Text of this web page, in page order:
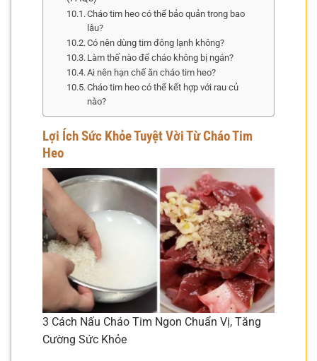
Cháo tim heo có thể bảo quản trong bao
lâu?
Có nên dùng tim đông lạnh không?
Làm thế nào để cháo không bị ngán?
Ai nên hạn chế ăn cháo tim heo?
Cháo tim heo có thể kết hợp với rau củ
nào?
Lợi Ích Sức Khỏe Tuyệt Vời Từ Cháo Tim
Heo
3 Cách Nấu Cháo Tim Ngon Chuẩn Vị, Tăng
Cường Sức Khỏe